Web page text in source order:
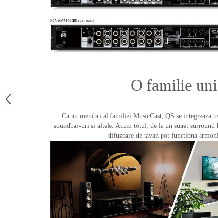
O familie
Ca un membri al familiei MusicCast, QS se integreaza
soundbar-uri si altele. Acum totul, de la un sunet surround
difuzoare de tavan pot functiona